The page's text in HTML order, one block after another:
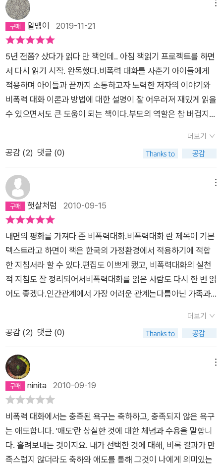
알맹이 2019-11-21
5년 전쯤? 샀다가 읽다 만 책인데.. 아침 책읽기 프로젝트를 하면
서 다시 읽기 시작. 완독했다.비폭력 대화를 사춘기 아이들에게
적용하며 아이들과 끝까지 소통하고자 노력한 저자의 이야기와
비폭력 대화 이론과 방법에 대한 설명이 잘 어우러져 재밌게 읽을
수 있으면서도 큰 도움이 되는 책이다.부모의 역할은 참 버겁지
힘들어도 지켜내고 싶은 삶의 가치 중 하나다.이야기 속 어머니의
자식과의 에피소드를 읽으며 어찌나 공감되던지.. 엄마 맘은 다
들은 자식이 잘 통제되고 사회적으로 문제 없이 성실하게 자라기
를 바라고 아이들은 자기만의 개성을 드러내고 싶어하고 재밌게
살고 싶어하고 존중받고 싶어한다.
더보기
공감 (2) 댓글 (0)
햇살처럼 2010-09-15
내면의 평화를 가져다 준 비폭력대화.비폭력대화 란 제목이 기본
텍스트라고 하면이 책은 한국의 가정환경에서 적용하기에 적합
한 지침서라 할 수 있다.편집도 이쁘게 됐고, 비폭력대화의 실천
적 지침도 잘 정리되어서비폭력대화를 읽은 사람도 다시 한 번 읽
어도 좋겠다.인간관계에서 가장 어려운 관계는다름아닌 가족과
관계는 가장 고민되면서도반복적으로 냉탕과 온탕을 왔다갔다하
는피곤하고도 심각한 문제일 것이다.이 책을 읽는다고 단 순간에
될 때마다 돌아보면문제가 해결이 될 지는 몰라도 평화는 올 것이
다.그리고 자식과 연민으로 연결되는 법을 배울 수 있을 것이다.
많은 사람들이 이 책을 읽고평화로왔으면 좋겠다.
더보기
공감 (2) 댓글 (0)
ninita 2010-09-19
비폭력 대화에서는 충족된 욕구는 축하하고, 충족되지 않은 욕구
는 애도합니다. '애도'란 상실한 것에 대한 체념과 수용을 말합니
다. 흘려보내는 것이지요. 내가 선택한 것에 대해, 비록 결과가 만
족스럽지 않더라도 축하와 애도를 통해 그것이 나에게 의미있는